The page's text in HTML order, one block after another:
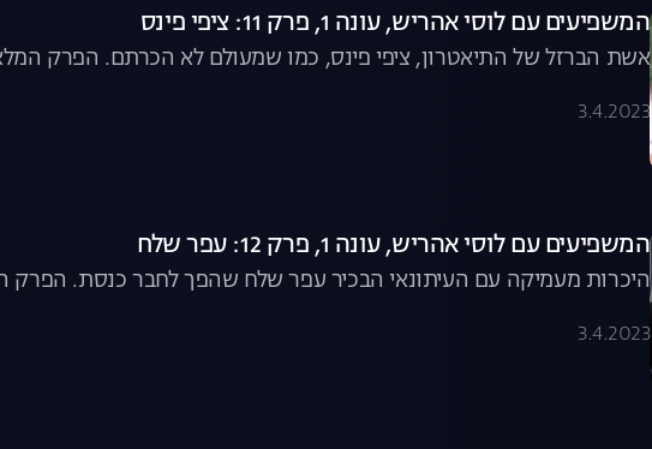
המשפיעים עם לוסי אהריש, עונה 1, פרק 11: ציפי פינס
אשת הברזל של התיאטרון, ציפי פינס, כמו שמעולם לא הכרתם. הפרק
3.4.2023
המשפיעים עם לוסי אהריש, עונה 1, פרק 12: עפר שלח
היכרות מעמיקה עם העיתונאי הבכיר עפר שלח שהפך לחבר כנסת. הפרק
3.4.2023